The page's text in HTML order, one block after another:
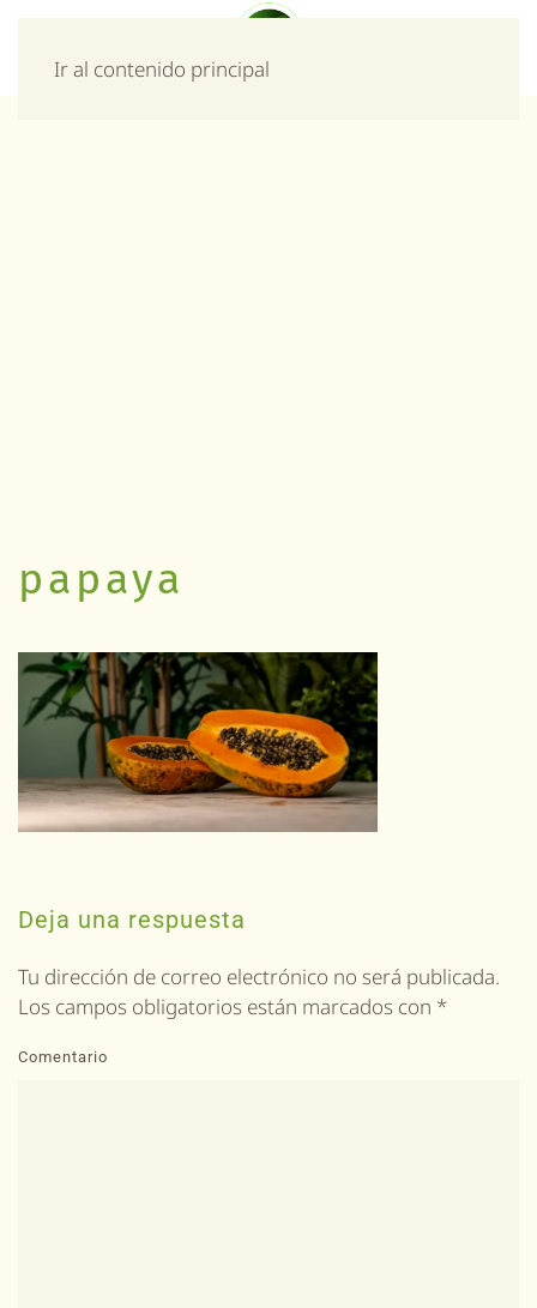
Ir al contenido principal
papaya
Deja una respuesta
Tu dirección de correo electrónico no será publicada.
Los campos obligatorios están marcados con *
Comentario